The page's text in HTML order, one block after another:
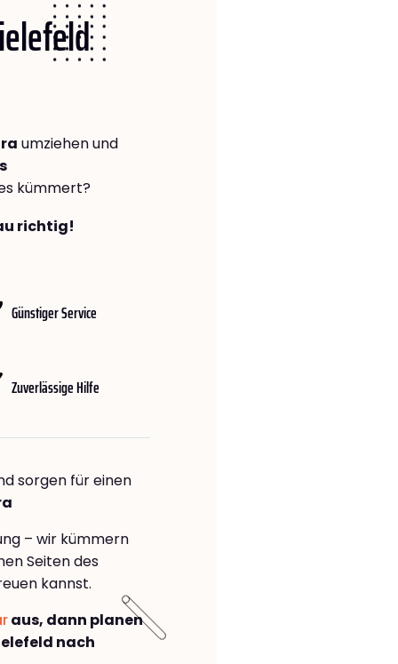
umziehen und
kümmert?
richtig!
Günstiger Service
Zuverlässige Hilfe
sorgen für einen
– wir kümmern
Seiten des
kannst.
aus, dann planen
nach